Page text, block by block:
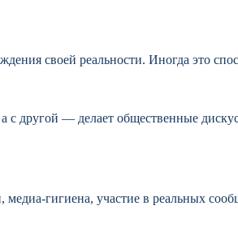
своей реальности. Иногда это
с другой — делает общественные
гигиена, участие в реальных